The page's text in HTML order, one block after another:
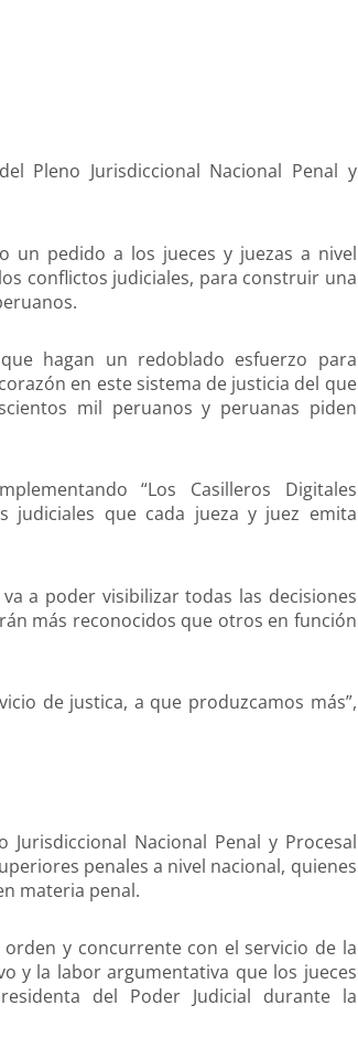
Pleno Jurisdiccional Nacional Penal y
un pedido a los jueces y juezas a nivel
conflictos judiciales, para construir una
hagan un redoblado esfuerzo para
en este sistema de justicia del que
mil peruanos y peruanas piden
“Los Casilleros Digitales
judiciales que cada jueza y juez emita
a poder visibilizar todas las decisiones
más reconocidos que otros en función
de justica, a que produzcamos más”,
Nacional Penal y Procesal
penales a nivel nacional, quienes
materia penal.
y concurrente con el servicio de la
y la labor argumentativa que los jueces
del Poder Judicial durante la